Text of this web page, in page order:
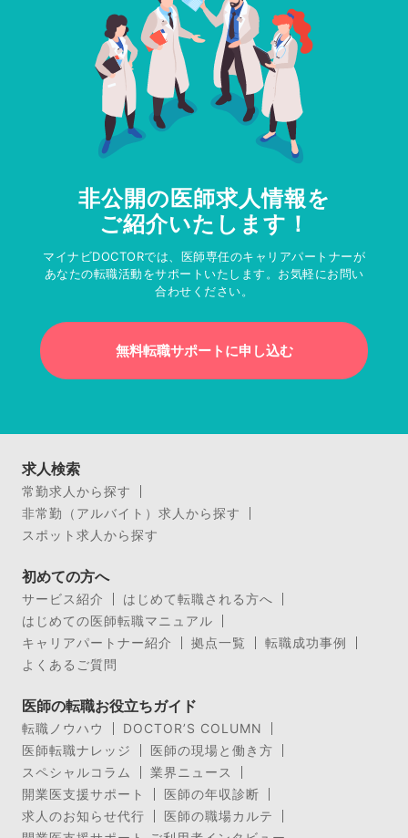
非公開の医師求人情報を
ご紹介いたします！
マイナビDOCTORでは、医師専任のキャリアパートナーが
あなたの転職活動をサポートいたします。お気軽にお問い
合わせください。
無料転職サポートに申し込む
求人検索
常勤求人から探す
非常勤（アルバイト）求人から探す
スポット求人から探す
初めての方へ
サービス紹介
はじめて転職される方へ
はじめての医師転職マニュアル
キャリアパートナー紹介
拠点一覧
転職成功事例
よくあるご質問
医師の転職お役立ちガイド
転職ノウハウ
DOCTOR’S COLUMN
医師転職ナレッジ
医師の現場と働き方
スペシャルコラム
業界ニュース
開業医支援サポート
医師の年収診断
求人のお知らせ代行
医師の職場カルテ